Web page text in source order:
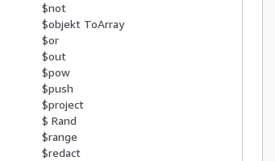
$not
$objekt ToArray
$or
$out
$pow
$push
$project
$ Rand
$range
$redact